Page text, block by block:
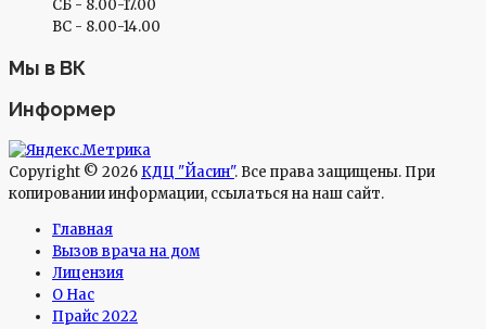
СБ - 8.00-17.00
ВС - 8.00-14.00
Мы в ВК
Информер
Copyright © 2026 КДЦ "Йасин". Все права защищены. При
копировании информации, ссылаться на наш сайт.
Главная
Вызов врача на дом
Лицензия
О Нас
Прайс 2022